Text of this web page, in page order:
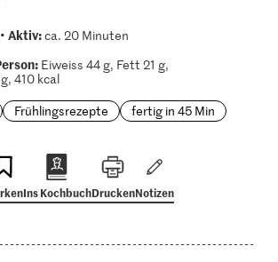
Aktiv:ca. 20 Minuten
Eiweiss 44 g, Fett 21 g,
410 kcal
Frühlingsrezepte fertig in 45 Min
Ins KochbuchDruckenNotizen